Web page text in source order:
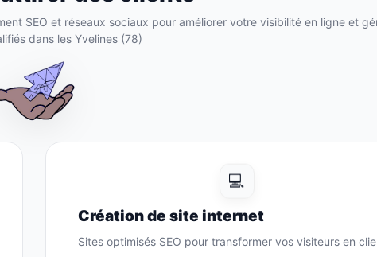
SEO et réseaux sociaux pour améliorer votre visibilité en ligne et
dans les Yvelines (78)
💻
Création de site internet
Sites optimisés SEO pour transformer vos visiteurs en